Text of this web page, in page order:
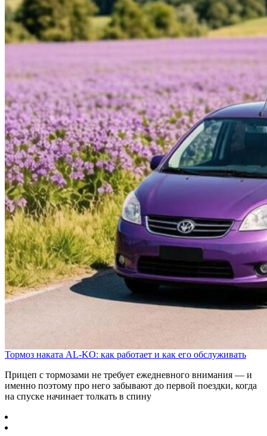
Тормоз наката AL-KO: как работает и как его обслуживать
Прицеп с тормозами не требует ежедневного внимания — и
именно поэтому про него забывают до первой поездки, когда
на спуске начинает толкать в спину